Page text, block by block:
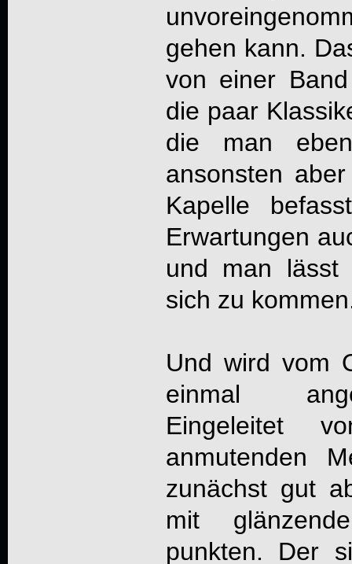
gehen kann.
von einer
die paar
die man
ansonsten
Kapelle
Erwartungen
und man lässt
sich zu
Und wird vom
einmal
Eingeleitet
anmutenden
zunächst gut
mit
punkten. Der